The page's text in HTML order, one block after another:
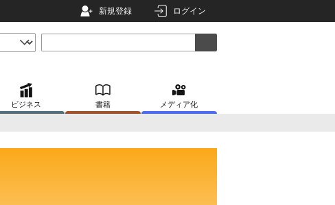
新規登録 ログイン
ビジネス 書籍 メディア化